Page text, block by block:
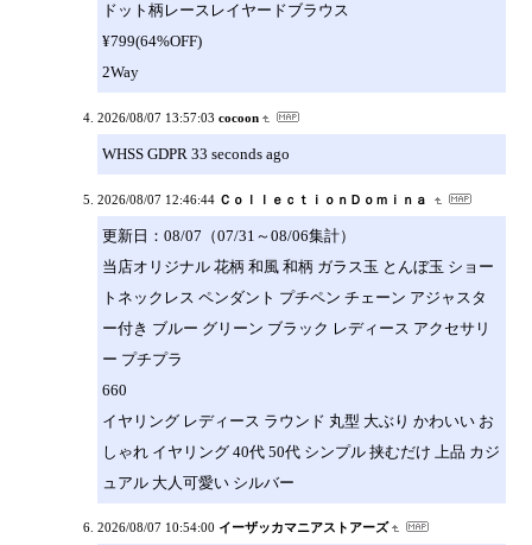
ドット柄レースレイヤードブラウス
¥799(64%OFF)
2Way
2026/08/07 13:57:03 cocoon
WHSS GDPR 33 seconds ago
2026/08/07 12:46:44 ＣｏｌｌｅｃｔｉｏｎＤｏｍｉｎａ
更新日：08/07（07/31～08/06集計）
当店オリジナル 花柄 和風 和柄 ガラス玉 とんぼ玉 ショー
トネックレス ペンダント プチペン チェーン アジャスタ
ー付き ブルー グリーン ブラック レディース アクセサリ
ー プチプラ
660
イヤリング レディース ラウンド 丸型 大ぶり かわいい お
しゃれ イヤリング 40代 50代 シンプル 挟むだけ 上品 カジ
ュアル 大人可愛い シルバー
2026/08/07 10:54:00 イーザッカマニアストアーズ